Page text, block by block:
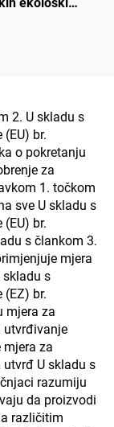
2. U skladu s
br.
o pokretanju
za
1. točkom
sve U skladu s
br.
s člankom 3.
mjera
skladu s
br.
mjera za
utvrđivanje
za
U skladu s
razumiju
da proizvodi
različitim